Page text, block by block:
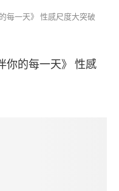
每一天》 性感尺度大突破
你的每一天》 性感